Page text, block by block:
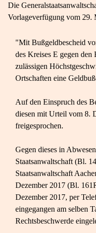
Die
Vorlageverfügung vom 29.
"Mit Bußgeldbescheid
des Kreises E gegen
zulässigen
Ortschaften eine
Auf den Einspruch des
diesen mit Urteil vom 8.
freigesprochen.
Gegen dieses in
Staatsanwaltschaft (Bl.
Staatsanwaltschaft
Dezember 2017 (Bl.
Dezember 2017, per
eingegangen am selben
Rechtsbeschwerde